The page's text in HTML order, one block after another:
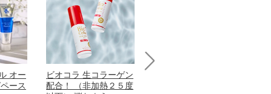
オー
ース
ビオコラ 生コラーゲン
配合！ （非加熱２５度